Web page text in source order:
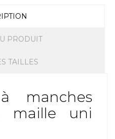
PRODUIT
TAILLES
manches
maille uni